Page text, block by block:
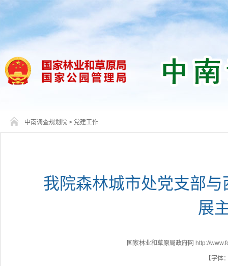
中南调查规划院 > 党建工作
我院森林城市处党支部
展
国家林业和草原局政府网 http://
【字体